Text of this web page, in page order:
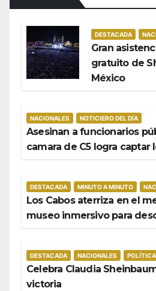
DESTACADA
Gran
gratuito de
México
NACIONALES NOTICIERO DEL DÍA
Asesinan a funcionarios
camara de C5 logra captar
DESTACADA MINUTO A MINUTO
Los Cabos aterriza en el
museo inmersivo para
DESTACADA NACIONALES POLÍTICA
Celebra Claudia
victoria